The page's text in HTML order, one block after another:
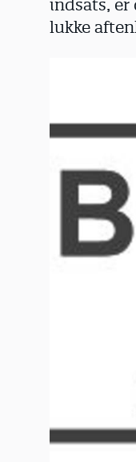
indsats, er
lukke